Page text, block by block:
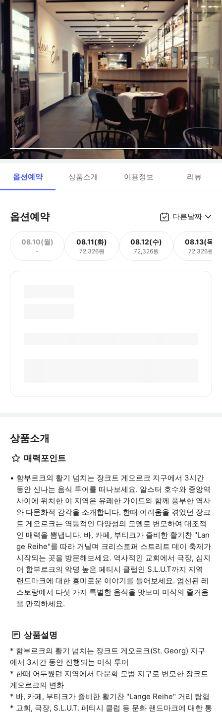
옵션예약 상품소개 이용정보 리뷰
옵션예약 다른날짜
08.10(월)
-
08.11(화)
72,326원
08.12(수)
72,326원
08.13(목)
72,326원
상품소개
매력포인트
함부르크의 활기 넘치는 장크트 게오르크 지구에서 3시간
동안 신나는 음식 투어를 떠나보세요. 알스터 호수와 중앙역
사이에 위치한 이 지역은 유쾌한 가이드와 함께 풍부한 역사
와 다문화적 감각을 소개합니다. 한때 어려움을 겪었던 장크
트 게오르크는 역동적인 다양성의 모델로 변모하여 대조적
인 매력을 뽐냅니다. 바, 카페, 부티크가 즐비한 활기찬 "Lan
ge Reihe"를 따라 거닐며 크리스토퍼 스트리트 데이 축제가
시작되는 곳을 방문해보세요. 역사적인 교회에서 극장, 심지
어 함부르크의 악명 높은 페티시 클럽인 S.L.U.T까지 지역
랜드마크에 대한 흥미로운 이야기를 들어보세요. 엄선된 레
스토랑에서 다섯 가지 특별한 음식을 맛보며 미식의 즐거움
을 만끽하세요.
상품설명
* 함부르크의 활기 넘치는 장크트 게오르크(St. Georg) 지구
에서 3시간 동안 진행되는 미식 투어
* 한때 어두웠던 지역에서 다문화 모범 지구로 변모한 장크트
게오르크의 변화
* 바, 카페, 부티크가 즐비한 활기찬 "Lange Reihe" 거리 탐험
* 교회, 극장, S.L.U.T. 페티시 클럽 등 문화 랜드마크에 대한 통